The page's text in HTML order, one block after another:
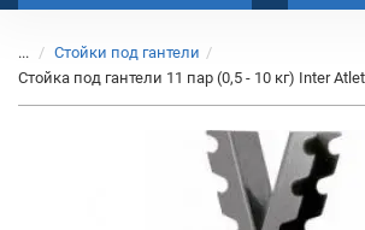
...
Стойки под гантели
Стойка под гантели 11 пар (0,5 - 10 кг) Inter